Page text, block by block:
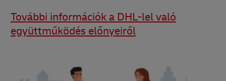
További információk a DHL-lel való
együttműködés előnyeiről